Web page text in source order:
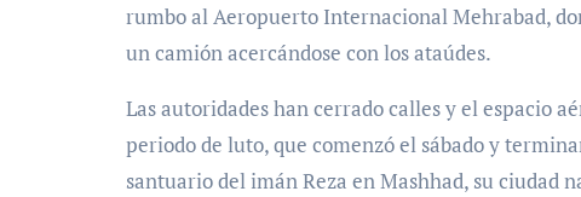
rumbo al Aeropuerto Internacional Mehrabad,
un camión acercándose con los ataúdes.
Las autoridades han cerrado calles y el espacio
periodo de luto, que comenzó el sábado y
santuario del imán Reza en Mashhad, su ciudad